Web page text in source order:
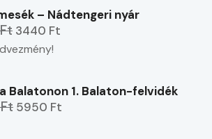
– Nádtengeri nyár
3440 Ft
Balatonon 1. Balaton-felvidék
5950 Ft